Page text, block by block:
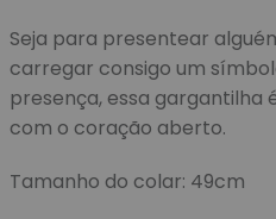
Seja para presentear
carregar consigo um
presença, essa gargantilha
com o coração aberto.
Tamanho do colar: 49cm